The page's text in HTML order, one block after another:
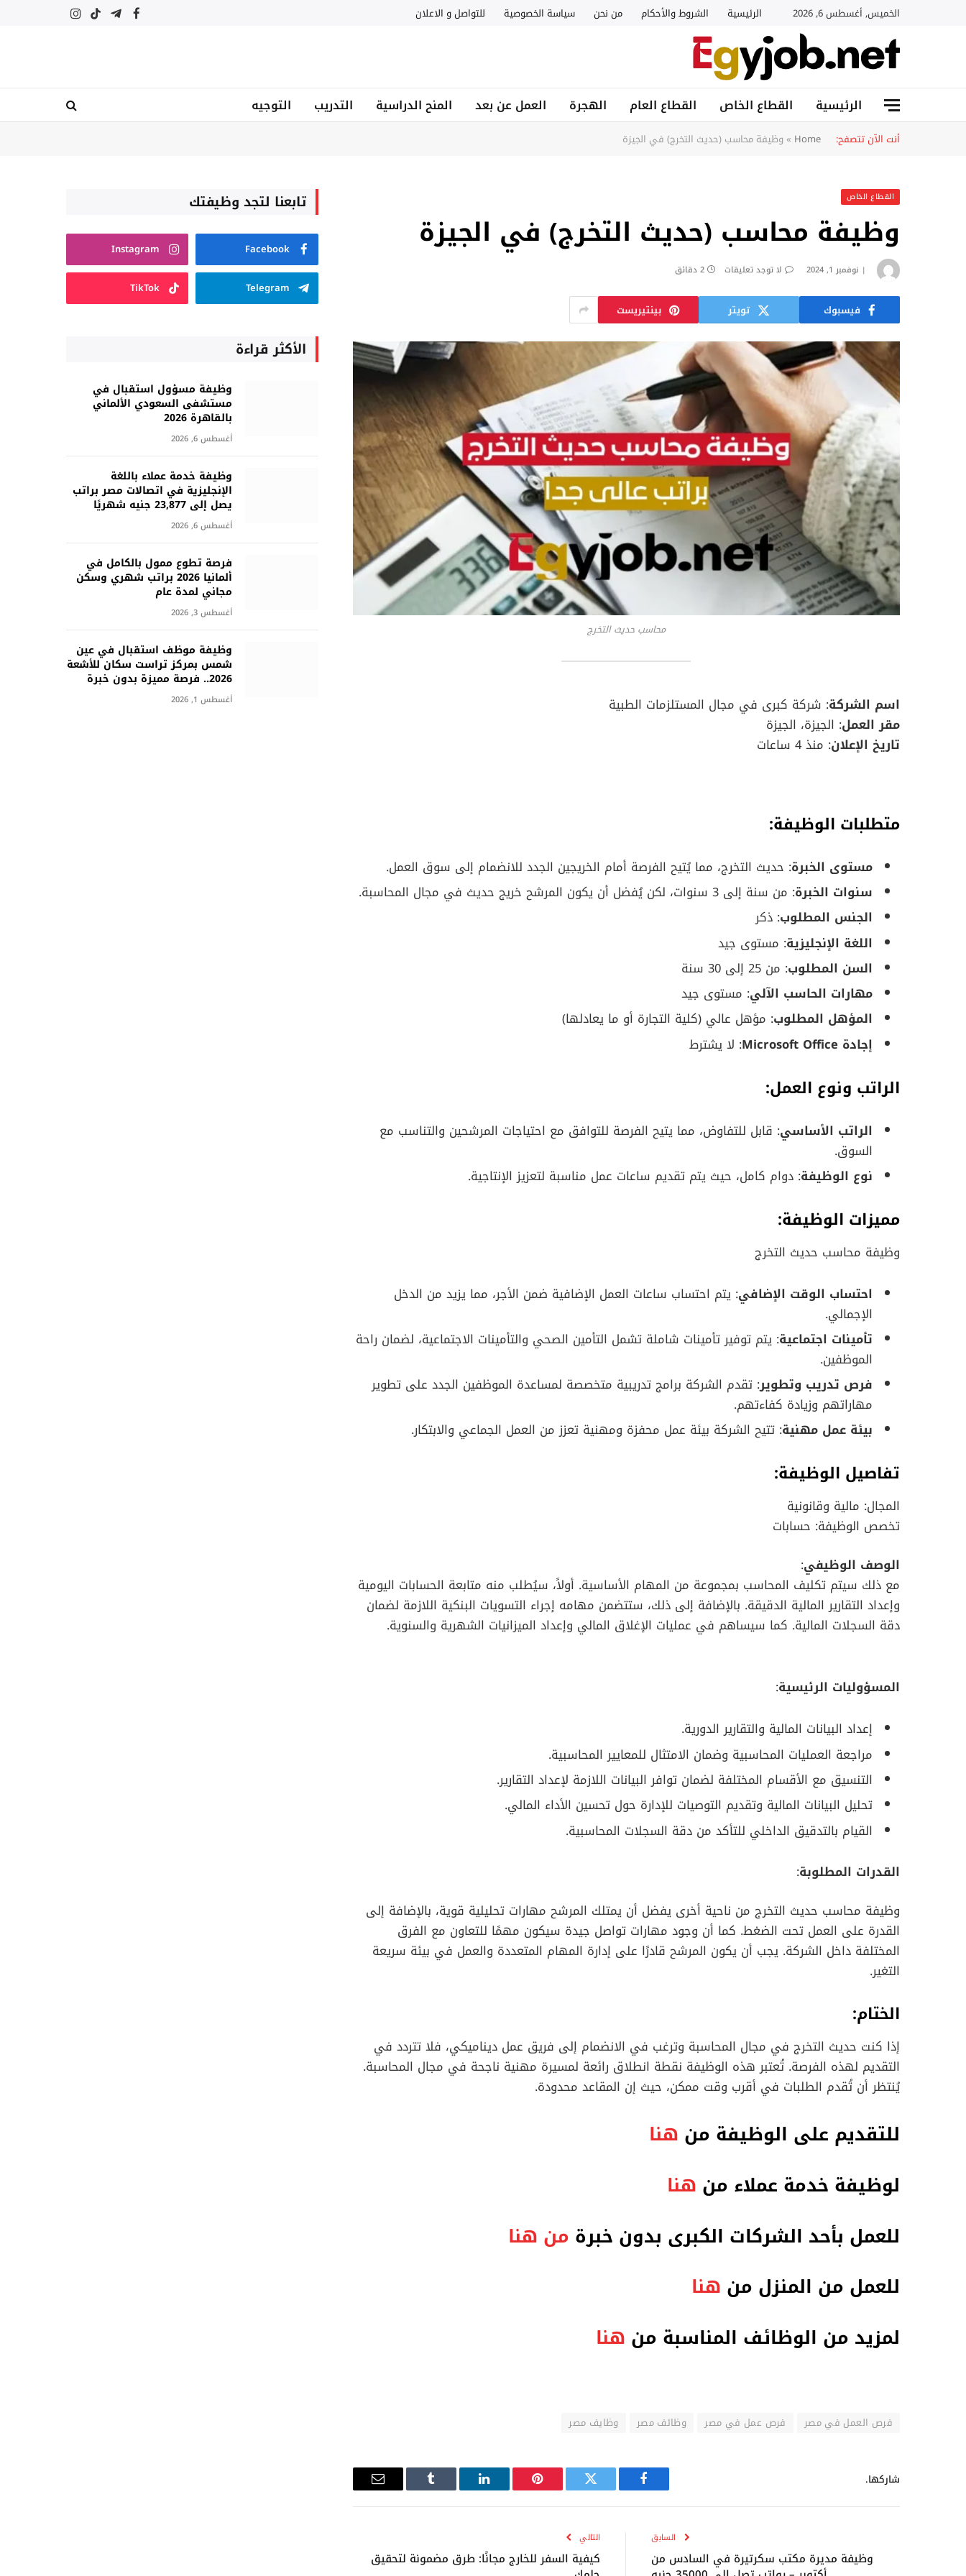
الخميس, أغسطس 6, 2026 الرئيسية الشروط والأحكام من نحن سياسة الخصوصية للتواصل و الاعلان فيسبوكتيلقرامتيكتوكالانستغرام
الرئيسية القطاع الخاص القطاع العام الهجرة العمل عن بعد المنح الدراسية التدريب التوجيه
أنت الآن تتصفح: Home
» وظيفة محاسب (حديث التخرج) في الجيزة
القطاع الخاص
وظيفة محاسب (حديث التخرج) في الجيزة
نوفمبر 1, 2024 لا توجد تعليقات 2 دقائق
فيسبوك تويتر بينتيريست
محاسب حديث التخرج
اسم الشركة: شركة كبرى في مجال المستلزمات الطبية
مقر العمل: الجيزة، الجيزة
تاريخ الإعلان: منذ 4 ساعات
متطلبات الوظيفة:
مستوى الخبرة: حديث التخرج، مما يُتيح الفرصة أمام الخريجين الجدد للانضمام إلى سوق العمل.
سنوات الخبرة: من سنة إلى 3 سنوات، لكن يُفضل أن يكون المرشح خريج حديث في مجال المحاسبة.
الجنس المطلوب: ذكر
اللغة الإنجليزية: مستوى جيد
السن المطلوب: من 25 إلى 30 سنة
مهارات الحاسب الآلي: مستوى جيد
المؤهل المطلوب: مؤهل عالي (كلية التجارة أو ما يعادلها)
إجادة Microsoft Office
: لا يشترط
الراتب ونوع العمل:
الراتب الأساسي: قابل للتفاوض، مما يتيح الفرصة للتوافق مع احتياجات المرشحين والتناسب مع
السوق.
نوع الوظيفة: دوام كامل، حيث يتم تقديم ساعات عمل مناسبة لتعزيز الإنتاجية.
مميزات الوظيفة:
وظيفة محاسب حديث التخرج
احتساب الوقت الإضافي: يتم احتساب ساعات العمل الإضافية ضمن الأجر، مما يزيد من الدخل
الإجمالي.
تأمينات اجتماعية: يتم توفير تأمينات شاملة تشمل التأمين الصحي والتأمينات الاجتماعية، لضمان راحة
الموظفين.
فرص تدريب وتطوير: تقدم الشركة برامج تدريبية متخصصة لمساعدة الموظفين الجدد على تطوير
مهاراتهم وزيادة كفاءتهم.
بيئة عمل مهنية: تتيح الشركة بيئة عمل محفزة ومهنية تعزز من العمل الجماعي والابتكار.
تفاصيل الوظيفة:
المجال: مالية وقانونية
تخصص الوظيفة: حسابات
الوصف الوظيفي:
مع ذلك سيتم تكليف المحاسب بمجموعة من المهام الأساسية. أولاً، سيُطلب منه متابعة الحسابات اليومية
وإعداد التقارير المالية الدقيقة. بالإضافة إلى ذلك، ستتضمن مهامه إجراء التسويات البنكية اللازمة لضمان
دقة السجلات المالية. كما سيساهم في عمليات الإغلاق المالي وإعداد الميزانيات الشهرية والسنوية.
المسؤوليات الرئيسية:
إعداد البيانات المالية والتقارير الدورية.
مراجعة العمليات المحاسبية وضمان الامتثال للمعايير المحاسبية.
التنسيق مع الأقسام المختلفة لضمان توافر البيانات اللازمة لإعداد التقارير.
تحليل البيانات المالية وتقديم التوصيات للإدارة حول تحسين الأداء المالي.
القيام بالتدقيق الداخلي للتأكد من دقة السجلات المحاسبية.
القدرات المطلوبة:
وظيفة محاسب حديث التخرج من ناحية أخرى يفضل أن يمتلك المرشح مهارات تحليلية قوية، بالإضافة إلى
القدرة على العمل تحت الضغط. كما أن وجود مهارات تواصل جيدة سيكون مهمًا للتعاون مع الفرق
المختلفة داخل الشركة. يجب أن يكون المرشح قادرًا على إدارة المهام المتعددة والعمل في بيئة سريعة
التغير.
الختام:
إذا كنت حديث التخرج في مجال المحاسبة وترغب في الانضمام إلى فريق عمل ديناميكي، فلا تتردد في
التقديم لهذه الفرصة. تُعتبر هذه الوظيفة نقطة انطلاق رائعة لمسيرة مهنية ناجحة في مجال المحاسبة.
يُنتظر أن تُقدم الطلبات في أقرب وقت ممكن، حيث إن المقاعد محدودة.
للتقديم على الوظيفة من هنا
لوظيفة خدمة عملاء من هنا
للعمل بأحد الشركات الكبرى بدون خبرة من هنا
للعمل من المنزل من هنا
لمزيد من الوظائف المناسبة من هنا
فرص العمل في مصر فرص عمل في مصر وظائف مصر وظايف مصر
شاركها.
فيسبوك تويتر بينتيريستلينكدإن Tumblr
البريد
السابق
وظيفة مديرة مكتب سكرتيرة في السادس من
التالي
كيفية السفر للخارج مجانًا: طرق مضمونة لتحقيق
تابعنا لتجد وظيفتك
Facebook
Instagram
Telegram
TikTok
الأكثر قراءة
وظيفة مسؤول استقبال في
مستشفى السعودي الألماني
بالقاهرة 2026
أغسطس 6, 2026
وظيفة خدمة عملاء باللغة
الإنجليزية في اتصالات مصر براتب
يصل إلى 23,877 جنيه شهريًا
أغسطس 6, 2026
فرصة تطوع ممول بالكامل في
ألمانيا 2026 براتب شهري وسكن
مجاني لمدة عام
أغسطس 3, 2026
وظيفة موظف استقبال في عين
شمس بمركز تراست سكان للأشعة
2026.. فرصة مميزة بدون خبرة
أغسطس 1, 2026